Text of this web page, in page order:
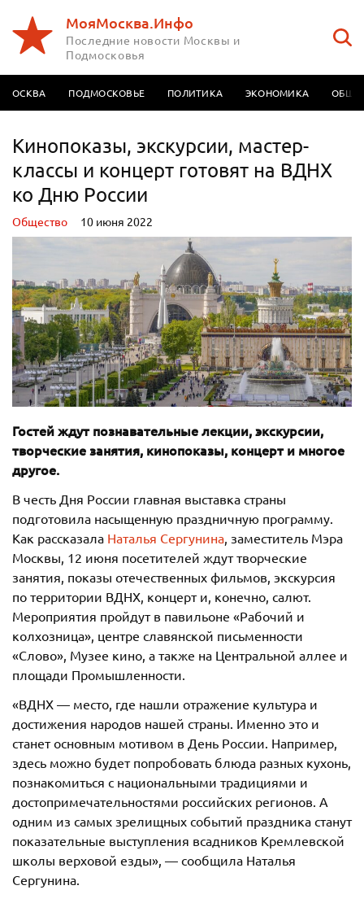
МояМосква.Инфо
Последние новости Москвы и
Подмосковья
МОСКВА ПОДМОСКОВЬЕ ПОЛИТИКА ЭКОНОМИКА
Кинопоказы, экскурсии, мастер-
классы и концерт готовят на ВДНХ
ко Дню России
Oбщество 10 июня 2022
Гостей ждут познавательные лекции, экскурсии,
творческие занятия, кинопоказы, концерт и многое
другое.
В честь Дня России главная выставка страны
подготовила насыщенную праздничную программу.
Как рассказала Наталья Сергунина, заместитель Мэра
Москвы, 12 июня посетителей ждут творческие
занятия, показы отечественных фильмов, экскурсия
по территории ВДНХ, концерт и, конечно, салют.
Мероприятия пройдут в павильоне «Рабочий и
колхозница», центре славянской письменности
«Слово», Музее кино, а также на Центральной аллее и
площади Промышленности.
«ВДНХ — место, где нашли отражение культура и
достижения народов нашей страны. Именно это и
станет основным мотивом в День России. Например,
здесь можно будет попробовать блюда разных кухонь,
познакомиться с национальными традициями и
достопримечательностями российских регионов. А
одним из самых зрелищных событий праздника станут
показательные выступления всадников Кремлевской
школы верховой езды», — сообщила Наталья
Сергунина.